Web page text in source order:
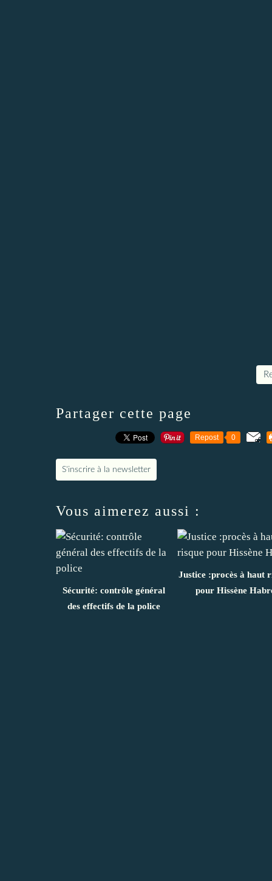
Partager cette page
Repost 0
S'inscrire à la newsletter
Vous aimerez aussi :
Sécurité: contrôle général
des effectifs de la police
Justice :procès à haut
pour Hissène